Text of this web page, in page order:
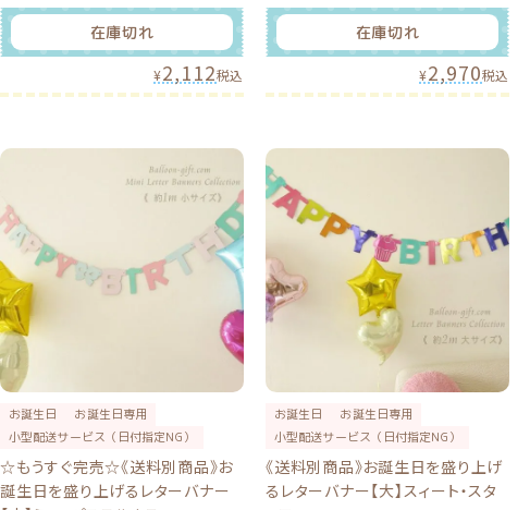
在庫切れ
¥2,112税込
在庫切れ
¥2,970税込
お誕生日
お誕生日専用
小型配送サービス（日付指定NG）
☆もうすぐ完売☆《送料別商品》お
誕生日を盛り上げるレターバナー
お誕生日
お誕生日専用
小型配送サービス（日付指定NG）
《送料別商品》お誕生日を盛り上げ
るレターバナー【大】スィート・スタ